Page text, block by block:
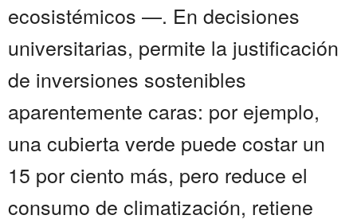
ecosistémicos —. En decisiones
universitarias, permite la justificación
de inversiones sostenibles
aparentemente caras: por ejemplo,
una cubierta verde puede costar un
15 por ciento más, pero reduce el
consumo de climatización, retiene